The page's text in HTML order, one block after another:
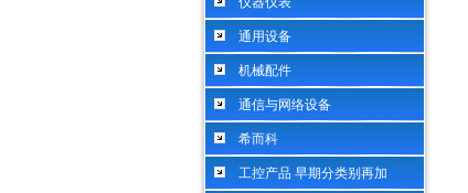
通用设备
机械配件
通信与网络设备
希而科
工控产品 早期分类别再加